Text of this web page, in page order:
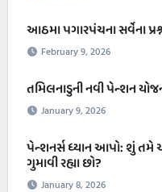
આઠમા પગારપંચના સર્વેના
February 9, 2026
તમિલનાડુની નવી પેન્શન
January 9, 2026
પેન્શનર્સ ધ્યાન આપો: શું તમે
ગુમાવી રહ્યા છો?
January 8, 2026